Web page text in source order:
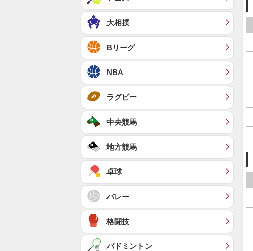
大相撲
Bリーグ
NBA
ラグビー
中央競馬
地方競馬
卓球
バレー
格闘技
バドミントン